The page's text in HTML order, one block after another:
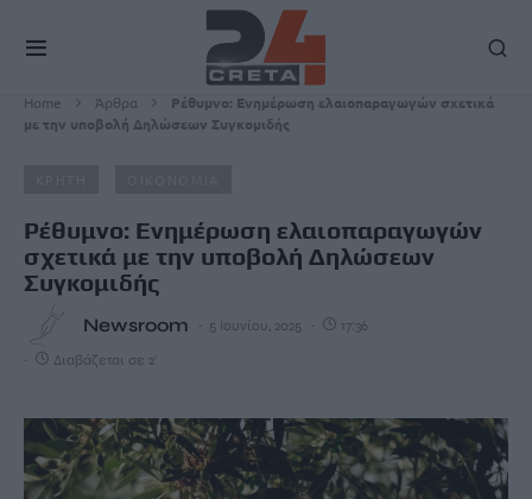
Home Άρθρα
Ρέθυμνο: Ενημέρωση ελαιοπαραγωγών σχετικά
με την υποβολή Δηλώσεων Συγκομιδής
Ρέθυμνο: Ενημέρωση ελαιοπαραγωγών
σχετικά με την υποβολή Δηλώσεων
Συγκομιδής
Newsroom 5 Ιουνίου, 2025 17:36
Διαβάζεται σε 2'